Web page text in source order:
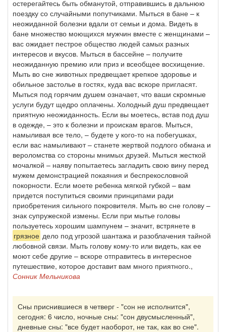
остерегайтесь быть обманутой, отправившись в дальнюю
поездку со случайными попутчиками. Мыться в бане – к
неожиданной болезни вдали от семьи и дома. Видеть в
бане множество моющихся мужчин вместе с женщинами –
вас ожидает пестрое общество людей самых разных
интересов и вкусов. Мыться в бассейне – получите
неожиданную премию или приз и всеобщее восхищение.
Мыть во сне животных предвещает крепкое здоровье и
обильное застолье в гостях, куда вас вскоре пригласят.
Мыться под горячим душем означает, что ваши скромные
услуги будут щедро оплачены. Холодный душ предвещает
приятную неожиданность. Если вы моетесь, встав под душ
в одежде, – это к болезни и проискам врагов. Мыться,
намыливая все тело, – будете у кого-то на побегушках,
если вас намыливают – станете жертвой подлого обмана и
вероломства со стороны мнимых друзей. Мыться жесткой
мочалкой – наяву попытаетесь загладить свою вину перед
мужем демонстрацией покаяния и беспрекословной
покорности. Если моете ребенка мягкой губкой – вам
придется поступиться своими принципами ради
приобретения сильного покровителя. Мыть во сне голову –
знак супружеской измены. Если при мытье головы
пользуетесь хорошим шампунем – значит, встрянете в
грязное дело под угрозой шантажа и разоблачения тайной
любовной связи. Мыть голову кому-то или видеть, как ее
моют себе другие – вскоре отправитесь в интересное
путешествие, которое доставит вам много приятного.,
Сонник Мельникова
Сны приснившиеся в четверг - "сон не исполнится",
сегодня: 6 число, ночные сны: "сон двусмысленный",
дневные сны: "все будет наоборот, не так, как во сне".